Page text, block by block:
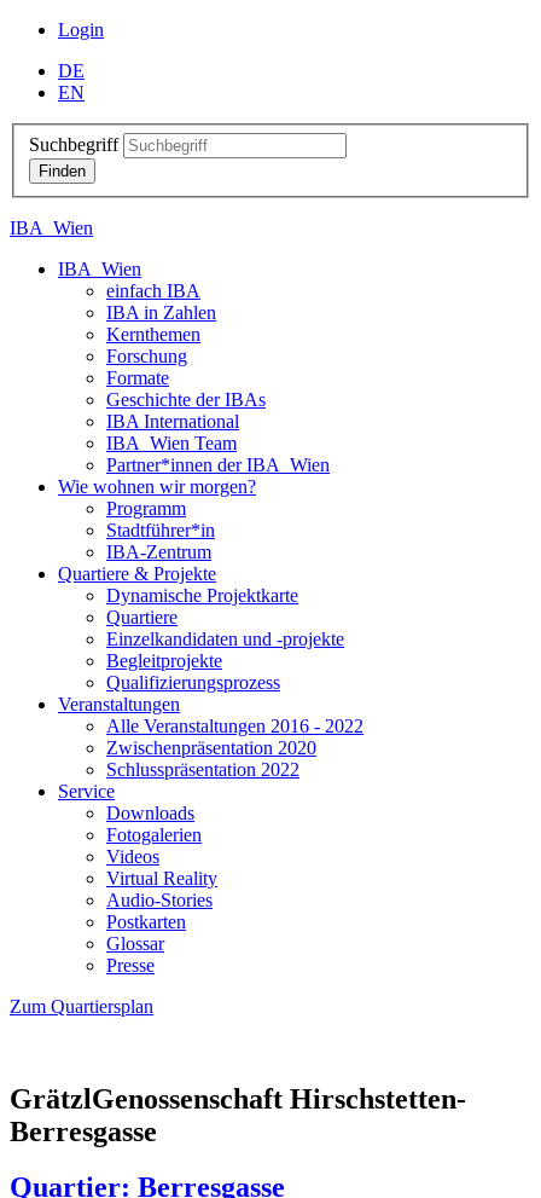
Login
DE
EN
Suchbegriff
IBA_Wien
IBA_Wien
einfach IBA
IBA in Zahlen
Kernthemen
Forschung
Formate
Geschichte der IBAs
IBA International
IBA_Wien Team
Partner*innen der IBA_Wien
Wie wohnen wir morgen?
Programm
Stadtführer*in
IBA-Zentrum
Quartiere & Projekte
Dynamische Projektkarte
Quartiere
Einzelkandidaten und -projekte
Begleitprojekte
Qualifizierungsprozess
Veranstaltungen
Alle Veranstaltungen 2016 - 2022
Zwischenpräsentation 2020
Schlusspräsentation 2022
Service
Downloads
Fotogalerien
Videos
Virtual Reality
Audio-Stories
Postkarten
Glossar
Presse
Zum Quartiersplan
GrätzlGenossenschaft Hirschstetten-
Berresgasse
Quartier: Berresgasse